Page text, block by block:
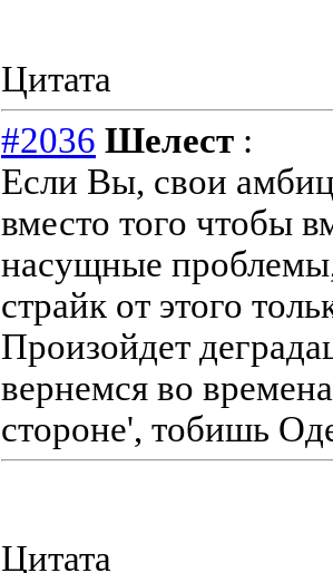
Цитата
#2036 Шелест :
Если Вы, свои
вместо того чтобы
насущные
страйк от этого
Произойдет
вернемся во
стороне', тобишь
Цитата